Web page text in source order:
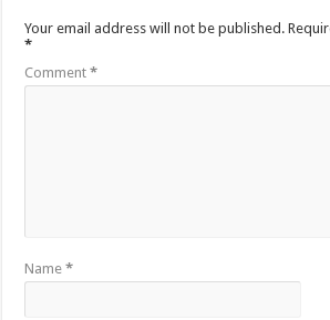
Your email address will not be published.
*
Comment*
Name*